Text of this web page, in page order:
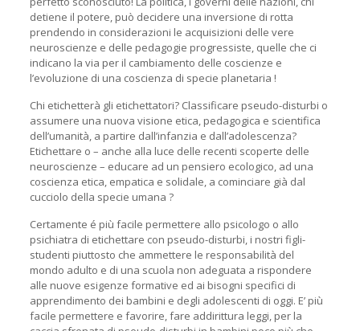
detiene il potere, può decidere una inversione di rotta
prendendo in considerazioni le acquisizioni delle vere
neuroscienze e delle pedagogie progressiste, quelle che ci
indicano la via per il cambiamento delle coscienze e
l’evoluzione di una coscienza di specie planetaria !
Chi etichetterà gli etichettatori? Classificare pseudo-disturbi o
assumere una nuova visione etica, pedagogica e scientifica
dell’umanità, a partire dall’infanzia e dall’adolescenza?
Etichettare o – anche alla luce delle recenti scoperte delle
neuroscienze – educare ad un pensiero ecologico, ad una
coscienza etica, empatica e solidale, a cominciare già dal
cucciolo della specie umana ?
Certamente é più facile permettere allo psicologo o allo
psichiatra di etichettare con pseudo-disturbi, i nostri figli-
studenti piuttosto che ammettere le responsabilità del
mondo adulto e di una scuola non adeguata a rispondere
alle nuove esigenze formative ed ai bisogni specifici di
apprendimento dei bambini e degli adolescenti di oggi. E’ più
facile permettere e favorire, fare addirittura leggi, per la